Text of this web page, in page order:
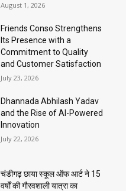
August 1, 2026
Friends Conso Strengthens
Its Presence with a
Commitment to Quality
and Customer Satisfaction
July 23, 2026
Dhannada Abhilash Yadav
and the Rise of AI-Powered
Innovation
July 22, 2026
चंडीगढ़ छाया स्कूल ऑफ आर्ट ने 15
वर्षों की गौरवशाली यात्रा का